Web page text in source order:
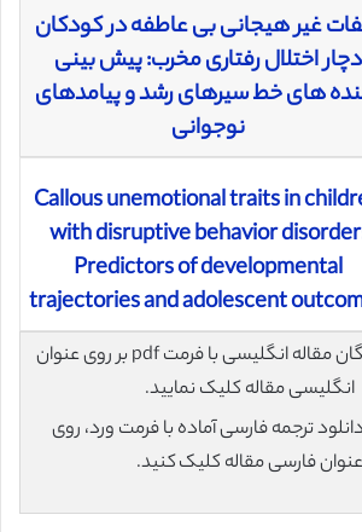
غیر هیجانی بی عاطفه در کودکان
دچار اختلال رفتاری مخرب: پیش بینی
های خط سیرهای رشد و پیامدهای
نوجوانی
Callous unemotional traits in
with disruptive behavior
Predictors of developmental
trajectories and adolescent
برای دانلود رایگان مقاله انگلیسی با فرمت pdf بر روی عنوان
انگلیسی مقاله کلیک نمایید.
ترجمه فارسی آماده با فرمت ورد، روی
عنوان فارسی مقاله کلیک کنید.